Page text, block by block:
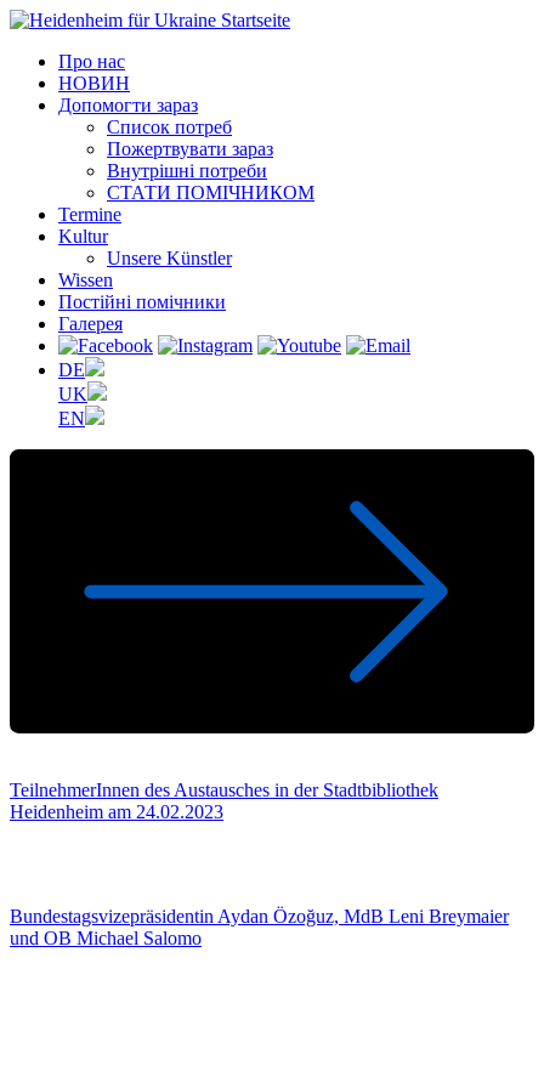
Про нас
НОВИН
Допомогти зараз
Список потреб
Пожертвувати зараз
Внутрішні потреби
СТАТИ ПОМІЧНИКОМ
Termine
Kultur
Unsere Künstler
Wissen
Постійні помічники
Галерея
DE
UK
EN
TeilnehmerInnen des Austausches in der Stadtbibliothek
Heidenheim am 24.02.2023
Bundestagsvizepräsidentin Aydan Özoğuz, MdB Leni Breymaier
und OB Michael Salomo